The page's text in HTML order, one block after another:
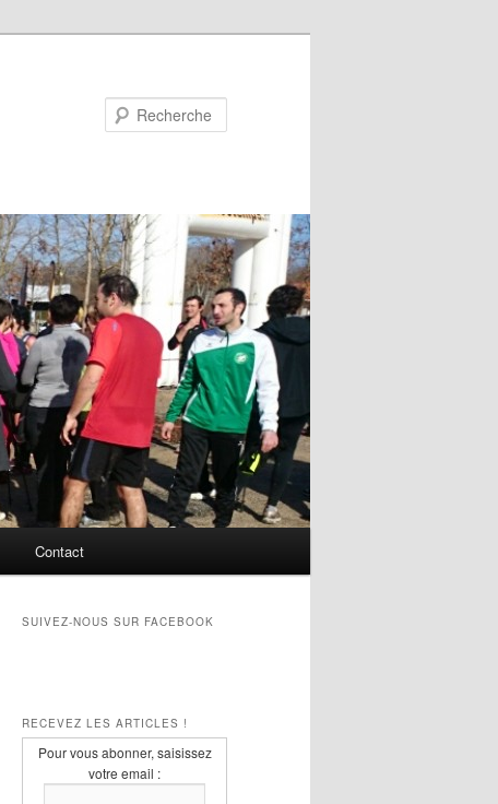
Contact
SUIVEZ-NOUS SUR FACEBOOK
RECEVEZ LES ARTICLES !
Pour vous abonner, saisissez
votre email :